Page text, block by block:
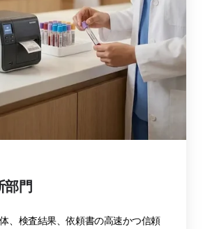
部門
、検査結果、依頼書の高速かつ信頼